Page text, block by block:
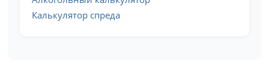
Калькулятор спреда